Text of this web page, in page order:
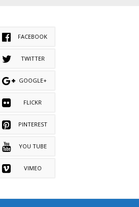
FACEBOOK
TWITTER
GOOGLE+
FLICKR
PINTEREST
YOU TUBE
VIMEO